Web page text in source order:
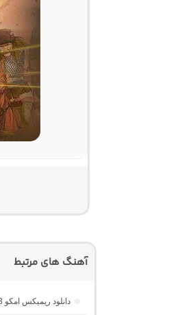
آهنگ های مرتبط
دانلود ریمیکس امکو 43 از دیجی ام کو (پادکست طولانی عاشقانه)